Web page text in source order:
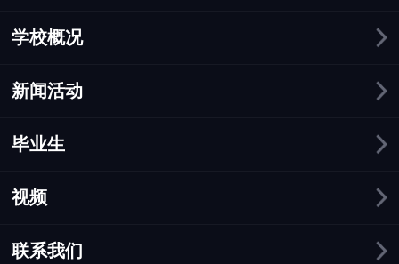
学校概况
新闻活动
毕业生
视频
联系我们